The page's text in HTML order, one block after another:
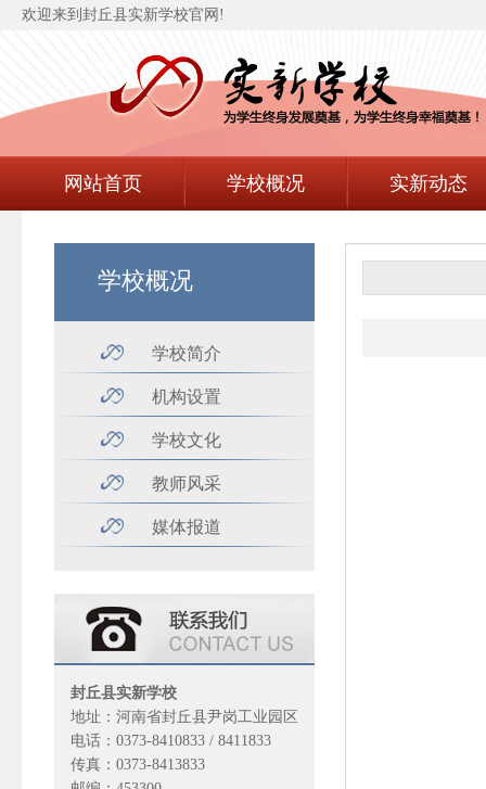
欢迎来到封丘县实新学校官网!
网站首页 学校概况 实新动态
学校概况
学校简介
机构设置
学校文化
教师风采
媒体报道
封丘县实新学校
地址：河南省封丘县尹岗工业园区
电话：0373-8410833 / 8411833
传真：0373-8413833